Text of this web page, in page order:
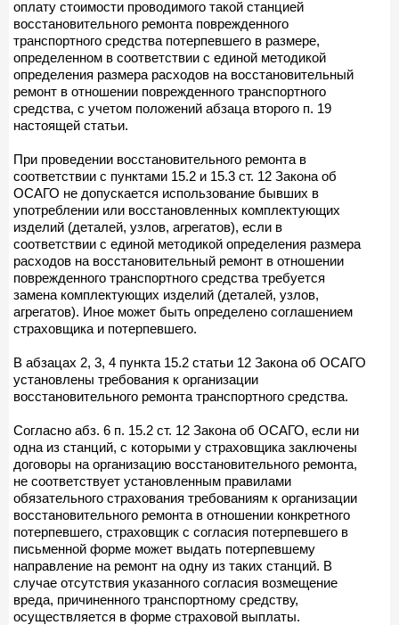
оплату стоимости проводимого такой станцией
восстановительного ремонта поврежденного
транспортного средства потерпевшего в размере,
определенном в соответствии с единой методикой
определения размера расходов на восстановительный
ремонт в отношении поврежденного транспортного
средства, с учетом положений абзаца второго п. 19
настоящей статьи.
При проведении восстановительного ремонта в
соответствии с пунктами 15.2 и 15.3 ст. 12 Закона об
ОСАГО не допускается использование бывших в
употреблении или восстановленных комплектующих
изделий (деталей, узлов, агрегатов), если в
соответствии с единой методикой определения размера
расходов на восстановительный ремонт в отношении
поврежденного транспортного средства требуется
замена комплектующих изделий (деталей, узлов,
агрегатов). Иное может быть определено соглашением
страховщика и потерпевшего.
В абзацах 2, 3, 4 пункта 15.2 статьи 12 Закона об ОСАГО
установлены требования к организации
восстановительного ремонта транспортного средства.
Согласно абз. 6 п. 15.2 ст. 12 Закона об ОСАГО, если ни
одна из станций, с которыми у страховщика заключены
договоры на организацию восстановительного ремонта,
не соответствует установленным правилами
обязательного страхования требованиям к организации
восстановительного ремонта в отношении конкретного
потерпевшего, страховщик с согласия потерпевшего в
письменной форме может выдать потерпевшему
направление на ремонт на одну из таких станций. В
случае отсутствия указанного согласия возмещение
вреда, причиненного транспортному средству,
осуществляется в форме страховой выплаты.